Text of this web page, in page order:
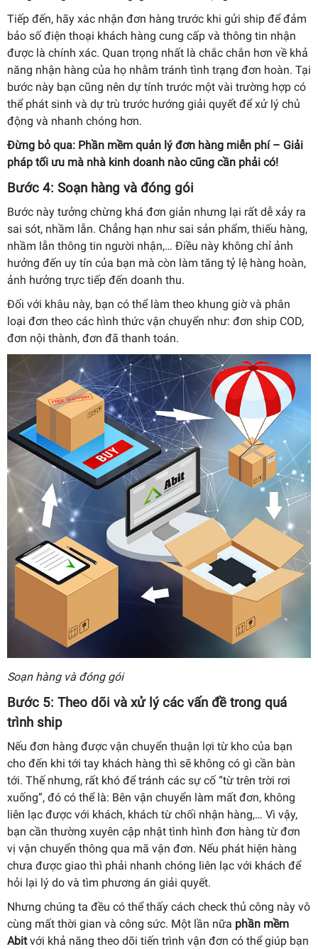
Tiếp đến, hãy xác nhận đơn hàng trước khi gửi ship để đảm
bảo số điện thoại khách hàng cung cấp và thông tin nhận
được là chính xác. Quan trọng nhất là chắc chắn hơn về khả
năng nhận hàng của họ nhằm tránh tình trạng đơn hoàn. Tại
bước này bạn cũng nên dự tính trước một vài trường hợp có
thể phát sinh và dự trù trước hướng giải quyết để xử lý chủ
động và nhanh chóng hơn.
Đừng bỏ qua: Phần mềm quản lý đơn hàng miễn phí– Giải
pháp tối ưu mà nhà kinh doanh nào cũng cần phải có!
Bước 4: Soạn hàng và đóng gói
Bước này tưởng chừng khá đơn giản nhưng lại rất dễ xảy ra
sai sót, nhầm lẫn. Chẳng hạn như sai sản phẩm, thiếu hàng,
nhầm lẫn thông tin người nhận,… Điều này không chỉ ảnh
hưởng đến uy tín của bạn mà còn làm tăng tỷ lệ hàng hoàn,
ảnh hưởng trực tiếp đến doanh thu.
Đối với khâu này, bạn có thể làm theo khung giờ và phân
loại đơn theo các hình thức vận chuyển như: đơn ship COD,
đơn nội thành, đơn đã thanh toán.
Soạn hàng và đóng gói
Bước 5: Theo dõi và xử lý các vấn đề trong quá
trình ship
Nếu đơn hàng được vận chuyển thuận lợi từ kho của bạn
cho đến khi tới tay khách hàng thì sẽ không có gì cần bàn
tới. Thế nhưng, rất khó để tránh các sự cố “từ trên trời rơi
xuống”, đó có thể là: Bên vận chuyển làm mất đơn, không
liên lạc được với khách, khách từ chối nhận hàng,… Vì vậy,
bạn cần thường xuyên cập nhật tình hình đơn hàng từ đơn
vị vận chuyển thông qua mã vận đơn. Nếu phát hiện hàng
chưa được giao thì phải nhanh chóng liên lạc với khách để
hỏi lại lý do và tìm phương án giải quyết.
Nhưng chúng ta đều có thể thấy cách check thủ công này vô
cùng mất thời gian và công sức. Một lần nữa phần mềm
Abitvới khả năng theo dõi tiến trình vận đơn có thể giúp bạn